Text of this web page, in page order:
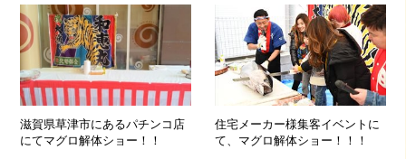
滋賀県草津市にあるパチンコ店
にてマグロ解体ショー！！
住宅メーカー様集客イベントに
て、マグロ解体ショー！！！